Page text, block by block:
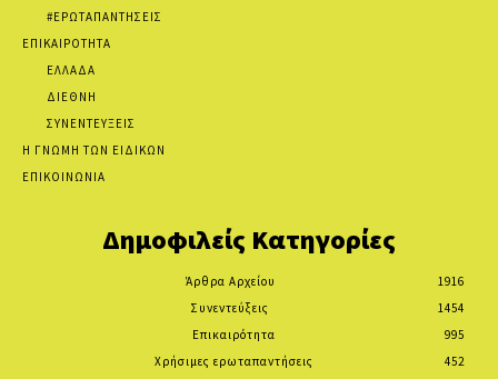
#ΕΡΩΤΑΠΑΝΤΗΣΕΙΣ
ΕΠΙΚΑΙΡΟΤΗΤΑ
ΕΛΛΑΔΑ
ΔΙΕΘΝΗ
ΣΥΝΕΝΤΕΥΞΕΙΣ
Η ΓΝΩΜΗ ΤΩΝ ΕΙΔΙΚΩΝ
ΕΠΙΚΟΙΝΩΝΙΑ
Δημοφιλείς Κατηγορίες
Άρθρα Αρχείου
1916
Συνεντεύξεις
1454
Επικαιρότητα
995
Χρήσιμες ερωταπαντήσεις
452